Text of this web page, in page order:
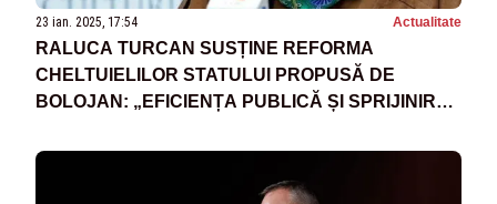
23 ian. 2025, 17:54 Actualitate
RALUCA TURCAN SUSȚINE REFORMA
CHELTUIELILOR STATULUI PROPUSĂ DE
BOLOJAN: „EFICIENȚA PUBLICĂ ȘI SPRIJINIREA